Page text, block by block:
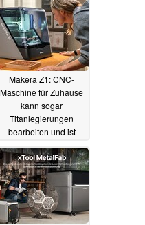
Makera Z1: CNC-
Maschine für Zuhause
kann sogar
Titanlegierungen
bearbeiten und ist
vergleichsweise
günstig30.11.2025